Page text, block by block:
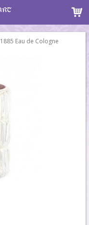
1885 Eau de Cologne